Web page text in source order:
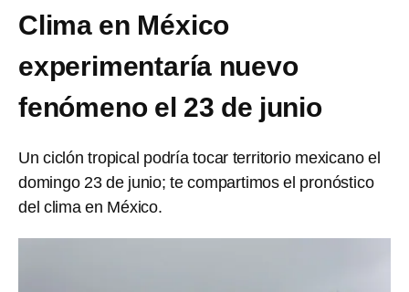
Clima en México
experimentaría nuevo
fenómeno el 23 de junio
Un ciclón tropical podría tocar territorio mexicano el
domingo 23 de junio; te compartimos el pronóstico
del clima en México.